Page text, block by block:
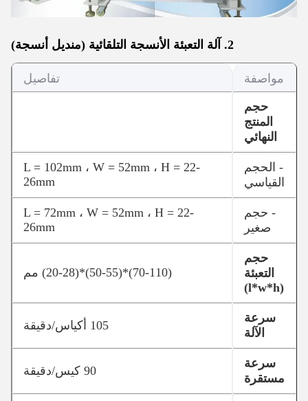
2. آلة التعبئة الأنسجة التلقائية (منديل أنسجة)
مواصفة تفاصيل
حجم
المنتج
النهائي
- الحجم
القياسي
L = 102mm ، W = 52mm ، H = 22-
26mm
- حجم
صغير
L = 72mm ، W = 52mm ، H = 22-
26mm
حجم
التعبئة
(l*w*h)
(70-110)*(50-55)*(20-28) مم
سرعة
الآلة
105 أكياس/دقيقة
سرعة
مستقرة
90 كيس/دقيقة